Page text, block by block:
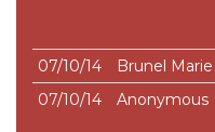
07/10/14
Brunel Marie
07/10/14
Anonymous